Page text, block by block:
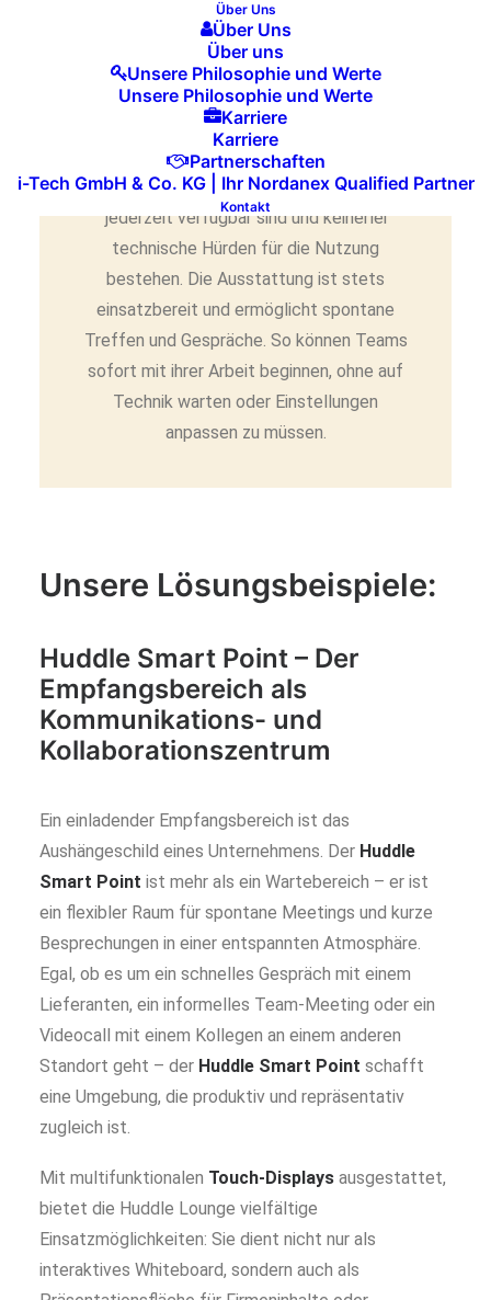
Über Uns
Über Uns
Über uns
Unsere Philosophie und Werte
Unsere Philosophie und Werte
Karriere
Karriere
Partnerschaften
i-Tech GmbH & Co. KG | Ihr Nordanex Qualified Partner
Kontakt
Schnelle Verfügbarkeit
und
Benutzerfreundlichkeit
Huddle Spaces sind so konzipiert, dass sie
jederzeit verfügbar sind und keinerlei
technische Hürden für die Nutzung
bestehen. Die Ausstattung ist stets
einsatzbereit und ermöglicht spontane
Treffen und Gespräche. So können Teams
sofort mit ihrer Arbeit beginnen, ohne auf
Technik warten oder Einstellungen
anpassen zu müssen.
Unsere Lösungsbeispiele:
Huddle Smart Point – Der
Empfangsbereich als
Kommunikations- und
Kollaborationszentrum
Ein einladender Empfangsbereich ist das
Aushängeschild eines Unternehmens. Der Huddle
Smart Point ist mehr als ein Wartebereich – er ist
ein flexibler Raum für spontane Meetings und kurze
Besprechungen in einer entspannten Atmosphäre.
Egal, ob es um ein schnelles Gespräch mit einem
Lieferanten, ein informelles Team-Meeting oder ein
Videocall mit einem Kollegen an einem anderen
Standort geht – der Huddle Smart Point schafft
eine Umgebung, die produktiv und repräsentativ
zugleich ist.
Mit multifunktionalen Touch-Displays ausgestattet,
bietet die Huddle Lounge vielfältige
Einsatzmöglichkeiten: Sie dient nicht nur als
interaktives Whiteboard, sondern auch als